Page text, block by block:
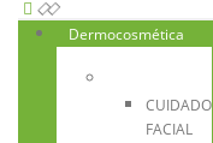
Dermocosmética
CUIDADO
FACIAL